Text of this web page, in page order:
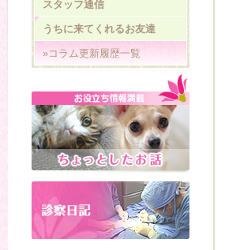
スタッフ通信
うちに来てくれるお友達
»コラム更新履歴一覧